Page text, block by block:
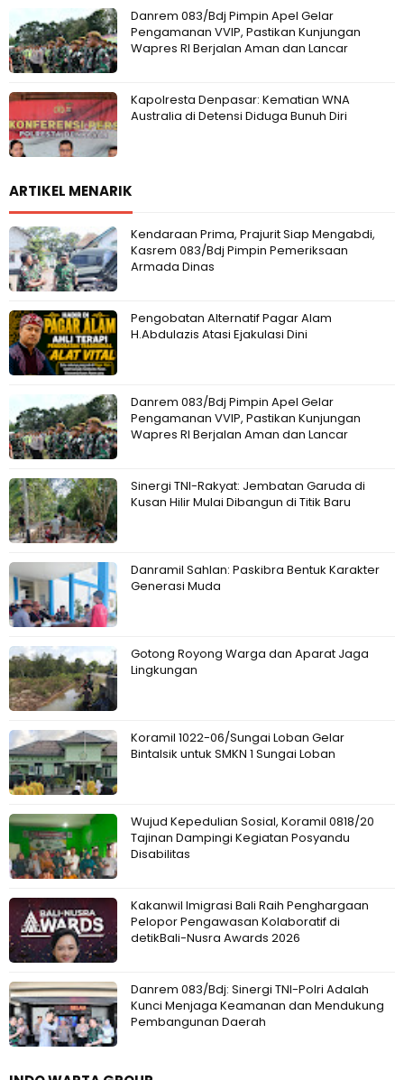
Danrem 083/Bdj Pimpin Apel Gelar
Pengamanan VVIP, Pastikan Kunjungan
Wapres RI Berjalan Aman dan Lancar
Kapolresta Denpasar: Kematian WNA
Australia di Detensi Diduga Bunuh Diri
ARTIKEL MENARIK
Kendaraan Prima, Prajurit Siap Mengabdi,
Kasrem 083/Bdj Pimpin Pemeriksaan
Armada Dinas
Pengobatan Alternatif Pagar Alam
H.Abdulazis Atasi Ejakulasi Dini
Danrem 083/Bdj Pimpin Apel Gelar
Pengamanan VVIP, Pastikan Kunjungan
Wapres RI Berjalan Aman dan Lancar
Sinergi TNI-Rakyat: Jembatan Garuda di
Kusan Hilir Mulai Dibangun di Titik Baru
Danramil Sahlan: Paskibra Bentuk Karakter
Generasi Muda
Gotong Royong Warga dan Aparat Jaga
Lingkungan
Koramil 1022-06/Sungai Loban Gelar
Bintalsik untuk SMKN 1 Sungai Loban
Wujud Kepedulian Sosial, Koramil 0818/20
Tajinan Dampingi Kegiatan Posyandu
Disabilitas
Kakanwil Imigrasi Bali Raih Penghargaan
Pelopor Pengawasan Kolaboratif di
detikBali-Nusra Awards 2026
Danrem 083/Bdj: Sinergi TNI-Polri Adalah
Kunci Menjaga Keamanan dan Mendukung
Pembangunan Daerah